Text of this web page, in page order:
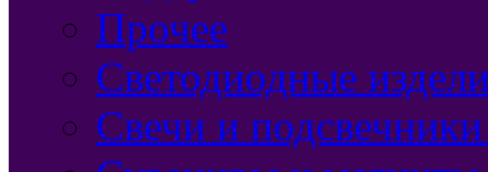
Прочее
Светодиодные
Свечи и